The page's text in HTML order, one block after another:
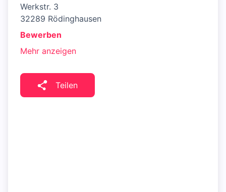
Werkstr. 3
32289 Rödinghausen
Bewerben
Mehr anzeigen
Teilen